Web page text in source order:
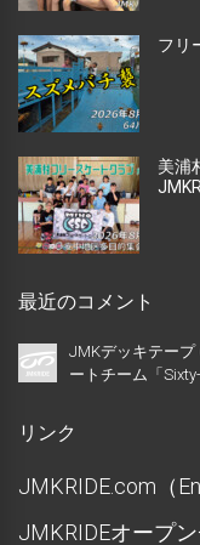
フリ
美浦
最近のコメント
JMKデッキテープ
ートチーム「
リンク
JMKRIDE.com（
JMKRIDEオープ